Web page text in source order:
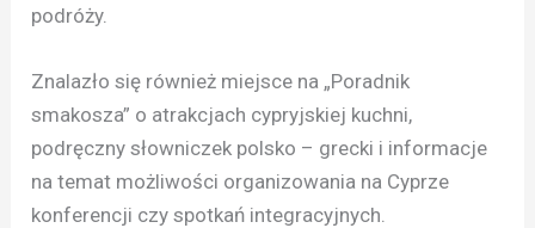
podróży.
Znalazło się również miejsce na „Poradnik
smakosza” o atrakcjach cypryjskiej kuchni,
podręczny słowniczek polsko – grecki i informacje
na temat możliwości organizowania na Cyprze
konferencji czy spotkań integracyjnych.